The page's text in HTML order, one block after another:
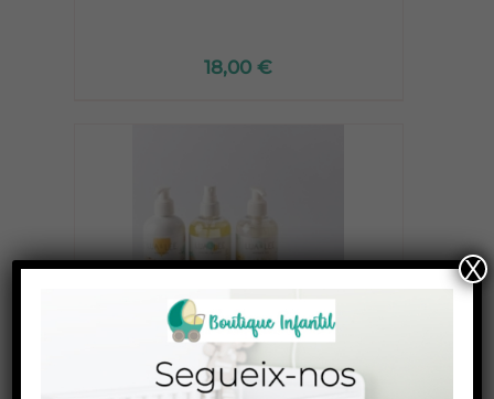
18,00€
Cosmètica infantil Lua&Lee Pack
X